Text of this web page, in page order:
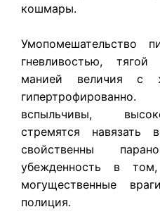
кошмары.
Умопомешательство
гневливостью,
манией величия с
вспыльчивы,
стремятся
свойственны
убежденность в
могущественные
полиция.